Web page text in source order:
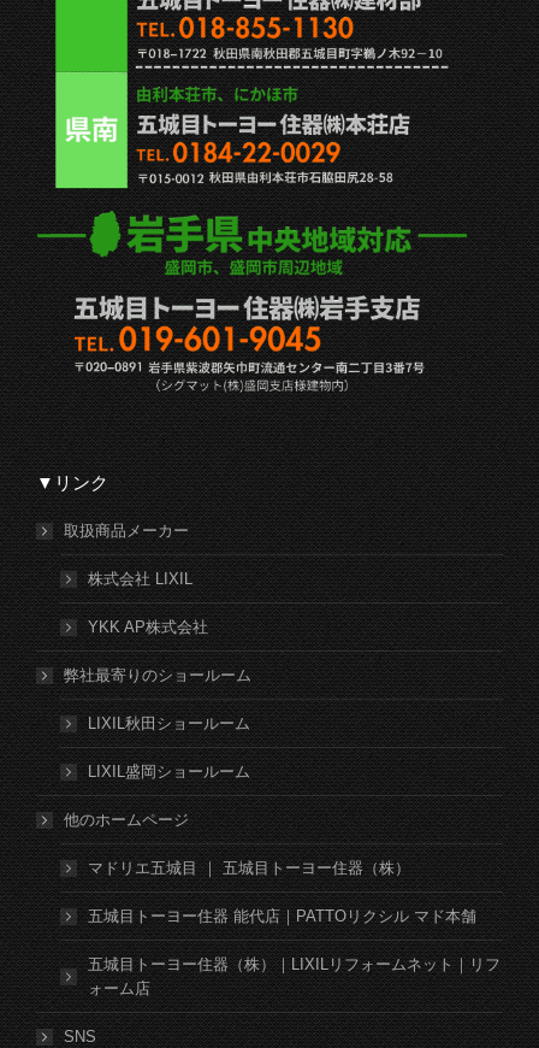
▼リンク
取扱商品メーカー
株式会社 LIXIL
YKK AP株式会社
弊社最寄りのショールーム
LIXIL秋田ショールーム
LIXIL盛岡ショールーム
他のホームページ
マドリエ五城目 ｜ 五城目トーヨー住器（株）
五城目トーヨー住器 能代店｜PATTOリクシル マド本舗
五城目トーヨー住器（株）｜LIXILリフォームネット｜リフ
ォーム店
SNS